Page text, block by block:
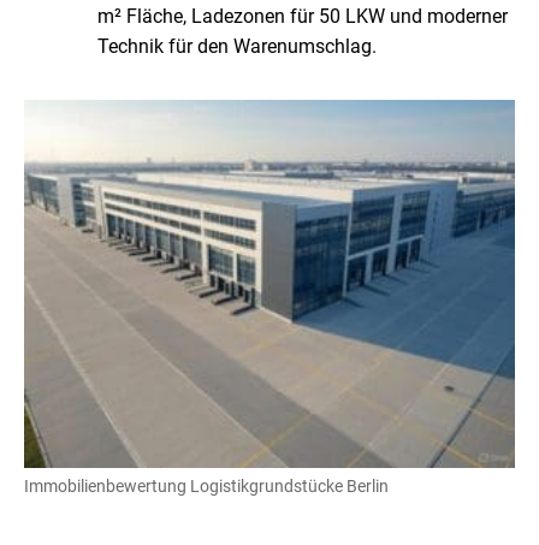
m² Fläche, Ladezonen für 50 LKW und moderner
Technik für den Warenumschlag.
Immobilienbewertung Logistikgrundstücke Berlin